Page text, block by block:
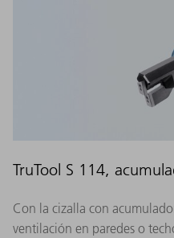
TruTool S 114,
Con la cizalla con
ventilación en paredes o